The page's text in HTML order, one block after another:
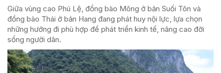
Giữa vùng cao Phú Lệ, đồng bào Mông ở bản Suối Tôn và
đồng bào Thái ở bản Hang đang phát huy nội lực, lựa chọn
những hướng đi phù hợp để phát triển kinh tế, nâng cao đời
sống người dân.